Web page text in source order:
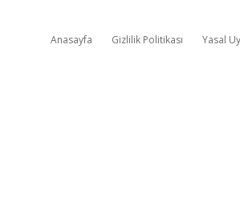
Anasayfa Gizlilik Politikası Yasal